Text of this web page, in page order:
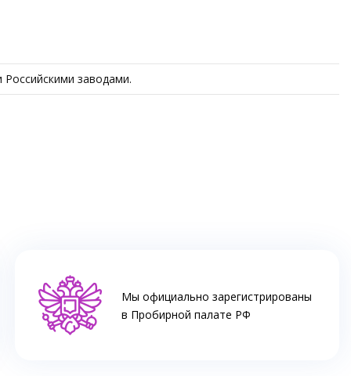
заводами.
Мы официально зарегистрированы
в Пробирной палате РФ